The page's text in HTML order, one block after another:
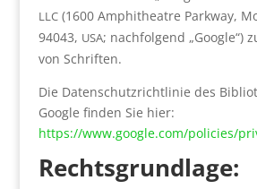
LLC(1600 Amphi­theat­re Park­way,
94043, USA; nach­fol­gend „Goog­le“)
von Schrif­ten.
Die Daten­schutz­richt­li­nie des
Goog­le fin­den Sie hier:
https://www.google.com/policies/
Rechts­grund­la­ge: